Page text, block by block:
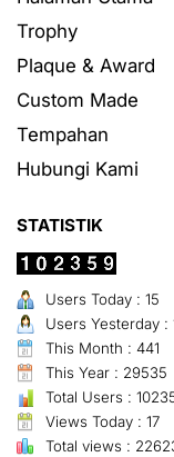
Trophy
Plaque & Award
Custom Made
Tempahan
Hubungi Kami
STATISTIK
Users Today : 15
Users Yesterday :
This Month : 441
This Year : 29535
Total Users :
Views Today : 17
Total views :